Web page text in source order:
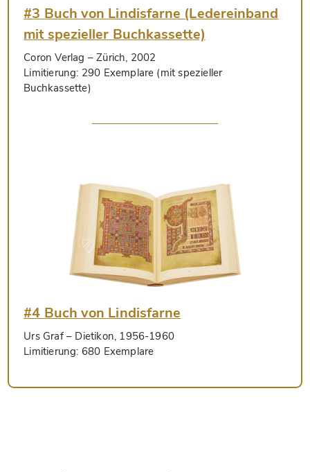
#3 Buch von Lindisfarne (Ledereinband
mit spezieller Buchkassette)
Coron Verlag – Zürich, 2002
Limitierung: 290 Exemplare (mit spezieller
Buchkassette)
#4 Buch von Lindisfarne
Urs Graf– Dietikon, 1956-1960
Limitierung: 680 Exemplare